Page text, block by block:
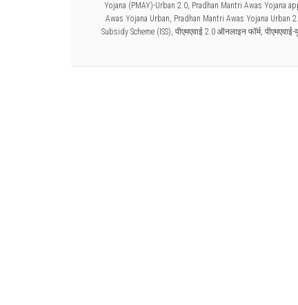
Yojana (PMAY)-Urban 2.0, Pradhan Mantri Awas Yojana
Awas Yojana Urban, Pradhan Mantri Awas Yojana Urban
Subsidy Scheme (ISS), पीएमएवाई 2.0 ऑनलाइन फॉर्म,